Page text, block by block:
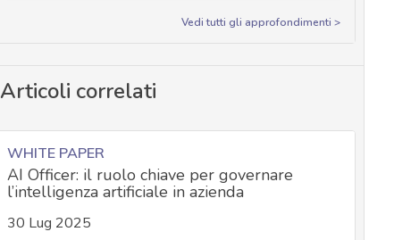
Vedi tutti gli approfondimenti >
Articoli correlati
WHITE PAPER
AI Officer: il ruolo chiave per governare
l’intelligenza artificiale in azienda
30 Lug 2025